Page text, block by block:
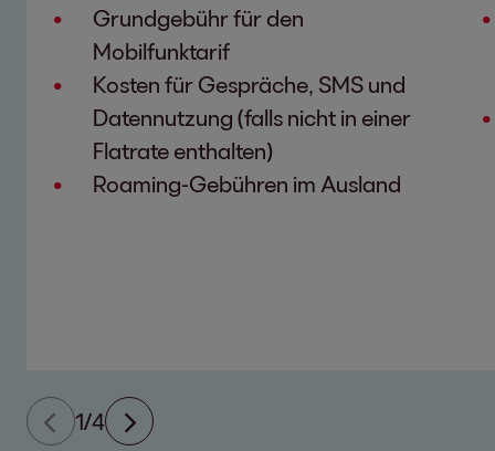
Grundgebühr für den
Mobilfunktarif
Kosten für Gespräche, SMS und
Datennutzung (falls nicht in einer
Flatrate enthalten)
Roaming-Gebühren im Ausland
1/4